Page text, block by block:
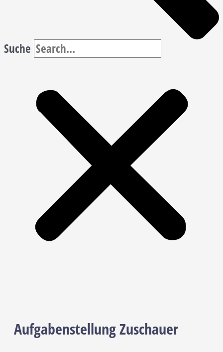
Suche
Aufgabenstellung Zuschauer